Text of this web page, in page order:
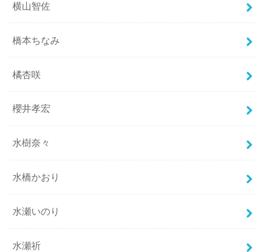
横山智佐
橋本ちなみ
橘杏咲
櫻井孝宏
水樹奈々
水橋かおり
水瀬いのり
水瀬祈